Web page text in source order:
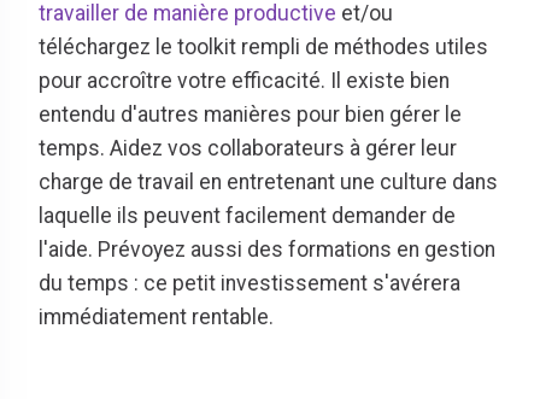
travailler de manière productive et/ou
téléchargez le toolkit rempli de méthodes utiles
pour accroître votre efficacité. Il existe bien
entendu d'autres manières pour bien gérer le
temps. Aidez vos collaborateurs à gérer leur
charge de travail en entretenant une culture dans
laquelle ils peuvent facilement demander de
l'aide. Prévoyez aussi des formations en gestion
du temps : ce petit investissement s'avérera
immédiatement rentable.